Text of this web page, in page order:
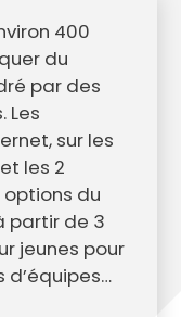
400
du
par des
Les
sur les
les 2
options du
partir de 3
jeunes pour